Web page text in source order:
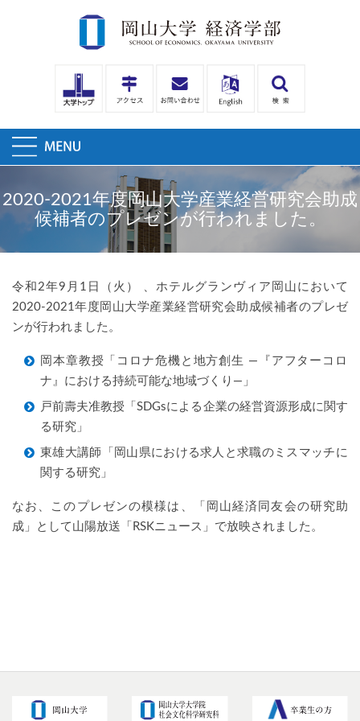
2020-2021年度岡山大学産業経営研究会助成
候補者のプレゼンが行われました。
令和2年9月1日（火） 、ホテルグランヴィア岡山において
2020-2021年度岡山大学産業経営研究会助成候補者のプレゼ
ンが行われました。
岡本章教授「コロナ危機と地方創生 ―『アフターコロ
ナ』における持続可能な地域づくり―」
戸前壽夫准教授「SDGsによる企業の経営資源形成に関す
る研究」
東雄大講師「岡山県における求人と求職のミスマッチに
関する研究」
なお、このプレゼンの模様は、「岡山経済同友会の研究助
成」として山陽放送「RSKニュース」で放映されました。